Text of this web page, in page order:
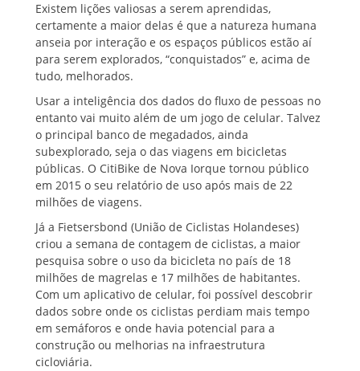
Existem lições valiosas a serem aprendidas,
certamente a maior delas é que a natureza humana
anseia por interação e os espaços públicos estão aí
para serem explorados, “conquistados” e, acima de
tudo, melhorados.
Usar a inteligência dos dados do fluxo de pessoas no
entanto vai muito além de um jogo de celular. Talvez
o principal banco de megadados, ainda
subexplorado, seja o das viagens em bicicletas
públicas. O CitiBike de Nova Iorque tornou público
em 2015 o seu relatório de uso após mais de 22
milhões de viagens.
Já a Fietsersbond (União de Ciclistas Holandeses)
criou a semana de contagem de ciclistas, a maior
pesquisa sobre o uso da bicicleta no país de 18
milhões de magrelas e 17 milhões de habitantes.
Com um aplicativo de celular, foi possível descobrir
dados sobre onde os ciclistas perdiam mais tempo
em semáforos e onde havia potencial para a
construção ou melhorias na infraestrutura
cicloviária.